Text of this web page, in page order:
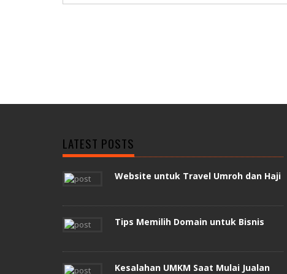
LATEST POSTS
Website untuk Travel Umroh dan Haji
Tips Memilih Domain untuk Bisnis
Kesalahan UMKM Saat Mulai Jualan